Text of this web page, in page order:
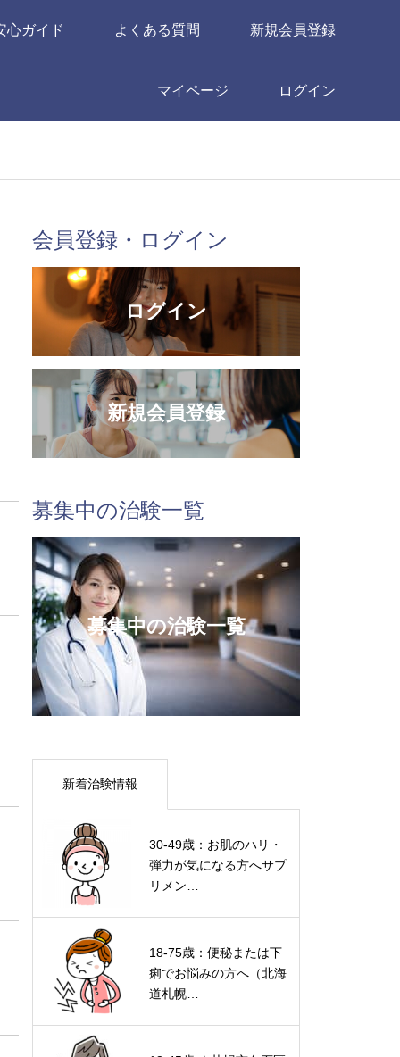
心ガイド よくある質問 新規会員登録
マイページ ログイン
会員登録・ログイン
ログイン
新規会員登録
募集中の治験一覧
募集中の治験一覧
新着治験情報
30-49歳：お肌のハリ・
弾力が気になる方へサプ
リメン…
18-75歳：便秘または下
痢でお悩みの方へ（北海
道札幌…